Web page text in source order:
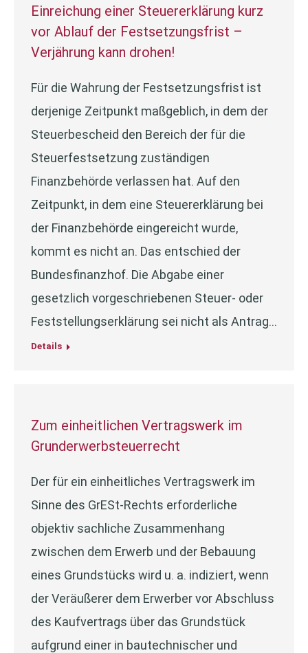
Einreichung einer Steuererklärung kurz
vor Ablauf der Festsetzungsfrist –
Verjährung kann drohen!
Für die Wahrung der Festsetzungsfrist ist
derjenige Zeitpunkt maßgeblich, in dem der
Steuerbescheid den Bereich der für die
Steuerfestsetzung zuständigen
Finanzbehörde verlassen hat. Auf den
Zeitpunkt, in dem eine Steuererklärung bei
der Finanzbehörde eingereicht wurde,
kommt es nicht an. Das entschied der
Bundesfinanzhof. Die Abgabe einer
gesetzlich vorgeschriebenen Steuer- oder
Feststellungserklärung sei nicht als Antrag…
Details
Zum einheitlichen Vertragswerk im
Grunderwerbsteuerrecht
Der für ein einheitliches Vertragswerk im
Sinne des GrESt-Rechts erforderliche
objektiv sachliche Zusammenhang
zwischen dem Erwerb und der Bebauung
eines Grundstücks wird u. a. indiziert, wenn
der Veräußerer dem Erwerber vor Abschluss
des Kaufvertrags über das Grundstück
aufgrund einer in bautechnischer und